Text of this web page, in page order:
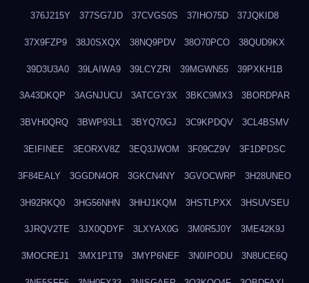
376J215Y 377SG7JD 37CVGS0S 37IHO75D 37JQKID8
37X9FZP9 38J0SXQX 38NQ9PDV 38O70PCO 38QUD9KX
39D3U3A0 39LAIWA9 39LCYZRI 39MGWN55 39PXKH1B
3A43DKQP 3AGNJUCU 3ATCGY3X 3BKC9MX3 3BORDPAR
3BVH0QRQ 3BWP93L1 3BYQ70GJ 3C9KPDQV 3CL4BSMV
3EIFINEE 3EORXV8Z 3EQ3JWOM 3F09CZ9V 3F1DPDSC
3F84EALY 3GGDN4OR 3GKCN4NY 3GVOCWRP 3H28UNEO
3H92RKQ0 3HG56NHN 3HHJ1KQM 3HSTLPXX 3HSUVSEU
3JRQV2TE 3JX0QDYF 3LXYAX0G 3M0R5J0Y 3ME42K9J
3MOCREJ1 3MX1P1T9 3MYP6NEF 3N0IPODU 3N8UCE6Q